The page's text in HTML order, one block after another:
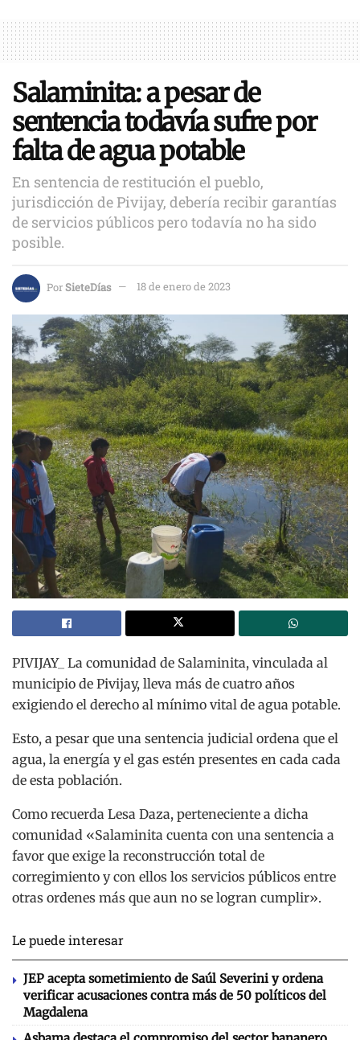
Salaminita: a pesar de
sentencia todavía sufre por
falta de agua potable
En sentencia de restitución el pueblo,
jurisdicción de Pivijay, debería recibir garantías
de servicios públicos pero todavía no ha sido
posible.
PorSieteDías 18 de enero de 2023
PIVIJAY_ La comunidad de Salaminita, vinculada al
municipio de Pivijay, lleva más de cuatro años
exigiendo el derecho al mínimo vital de agua potable.
Esto, a pesar que una sentencia judicial ordena que el
agua, la energía y el gas estén presentes en cada cada
de esta población.
Como recuerda Lesa Daza, perteneciente a dicha
comunidad «Salaminita cuenta con una sentencia a
favor que exige la reconstrucción total de
corregimiento y con ellos los servicios públicos entre
otras ordenes más que aun no se logran cumplir».
Le puede interesar
JEP acepta sometimiento de Saúl Severini y ordena
verificar acusaciones contra más de 50 políticos del
Magdalena